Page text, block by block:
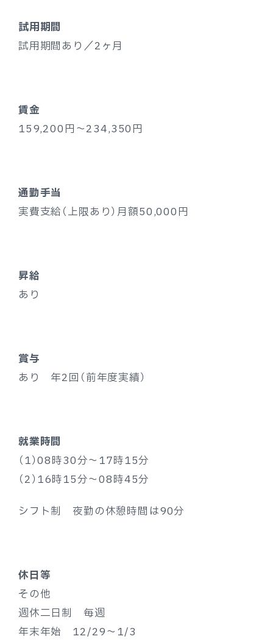
試用期間
試用期間あり／2ヶ月
賃金
159,200円～234,350円
通勤手当
実費支給（上限あり）月額50,000円
昇給
あり
賞与
あり 年2回（前年度実績）
就業時間
（1）08時30分～17時15分
（2）16時15分～08時45分
シフト制 夜勤の休憩時間は90分
休日等
その他
週休二日制 毎週
年末年始 12/29～1/3